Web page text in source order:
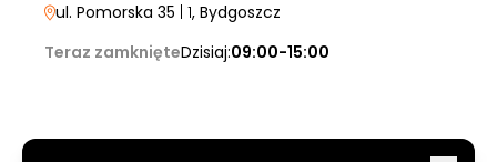
ul. Pomorska 35 | 1, Bydgoszcz
Teraz zamknięteDzisiaj:09:00-15:00